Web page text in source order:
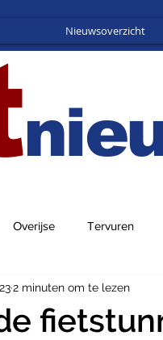
Nieuwsoverzicht
Overijse Tervuren
2 minuten om te lezen